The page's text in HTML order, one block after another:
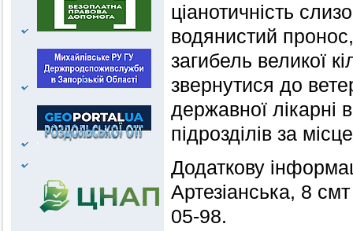
ціанотичність
водянистий
загибель великої
звернутися до
державної лікарні
підрозділів за
Додаткову
Артезіанська, 8
05-98.